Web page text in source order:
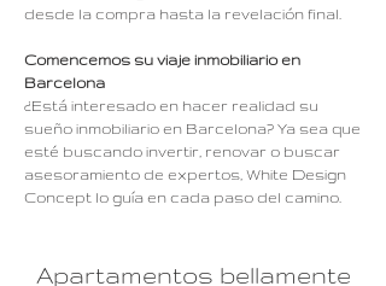
desde la compra hasta la revelación final.
Comencemos su viaje inmobiliario en
Barcelona
¿Está interesado en hacer realidad su
sueño inmobiliario en Barcelona? Ya sea que
esté buscando invertir, renovar o buscar
asesoramiento de expertos, White Design
Concept lo guía en cada paso del camino.
Apartamentos bellamente